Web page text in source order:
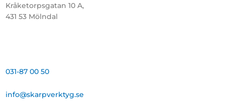
Kråketorpsgatan 10 A,
431 53 Mölndal
031-87 00 50
info@skarpverktyg.se